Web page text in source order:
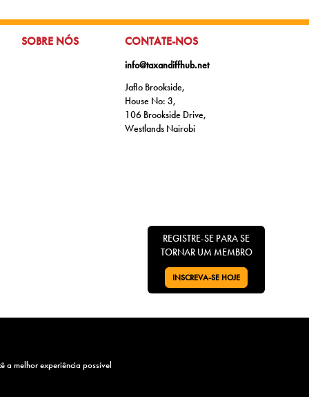
IR PARA:
SOBRE NÓS IR PARA:
CONTATE-NOS
info@taxandiffhub.net
Jaflo Brookside,
House No: 3,
106 Brookside Drive,
Westlands Nairobi
REGISTRE-SE PARA SE
TORNAR UM MEMBRO
VÁ PARA:
INSCREVA-SE HOJE
agradece o apoio. Juntos, avançamos em nossa missão de
de conhecimento e capacitando indivíduos e
a melhor experiência possível